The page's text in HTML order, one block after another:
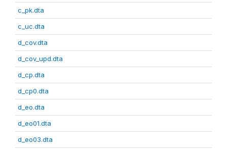
c_pk.dta
c_uc.dta
d_cov.dta
d_cov_upd.dta
d_cp.dta
d_cp0.dta
d_eo.dta
d_eo01.dta
d_eo03.dta